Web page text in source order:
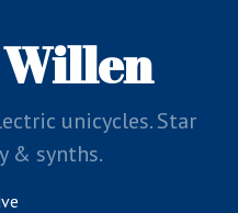
unicycles. Star
& synths.